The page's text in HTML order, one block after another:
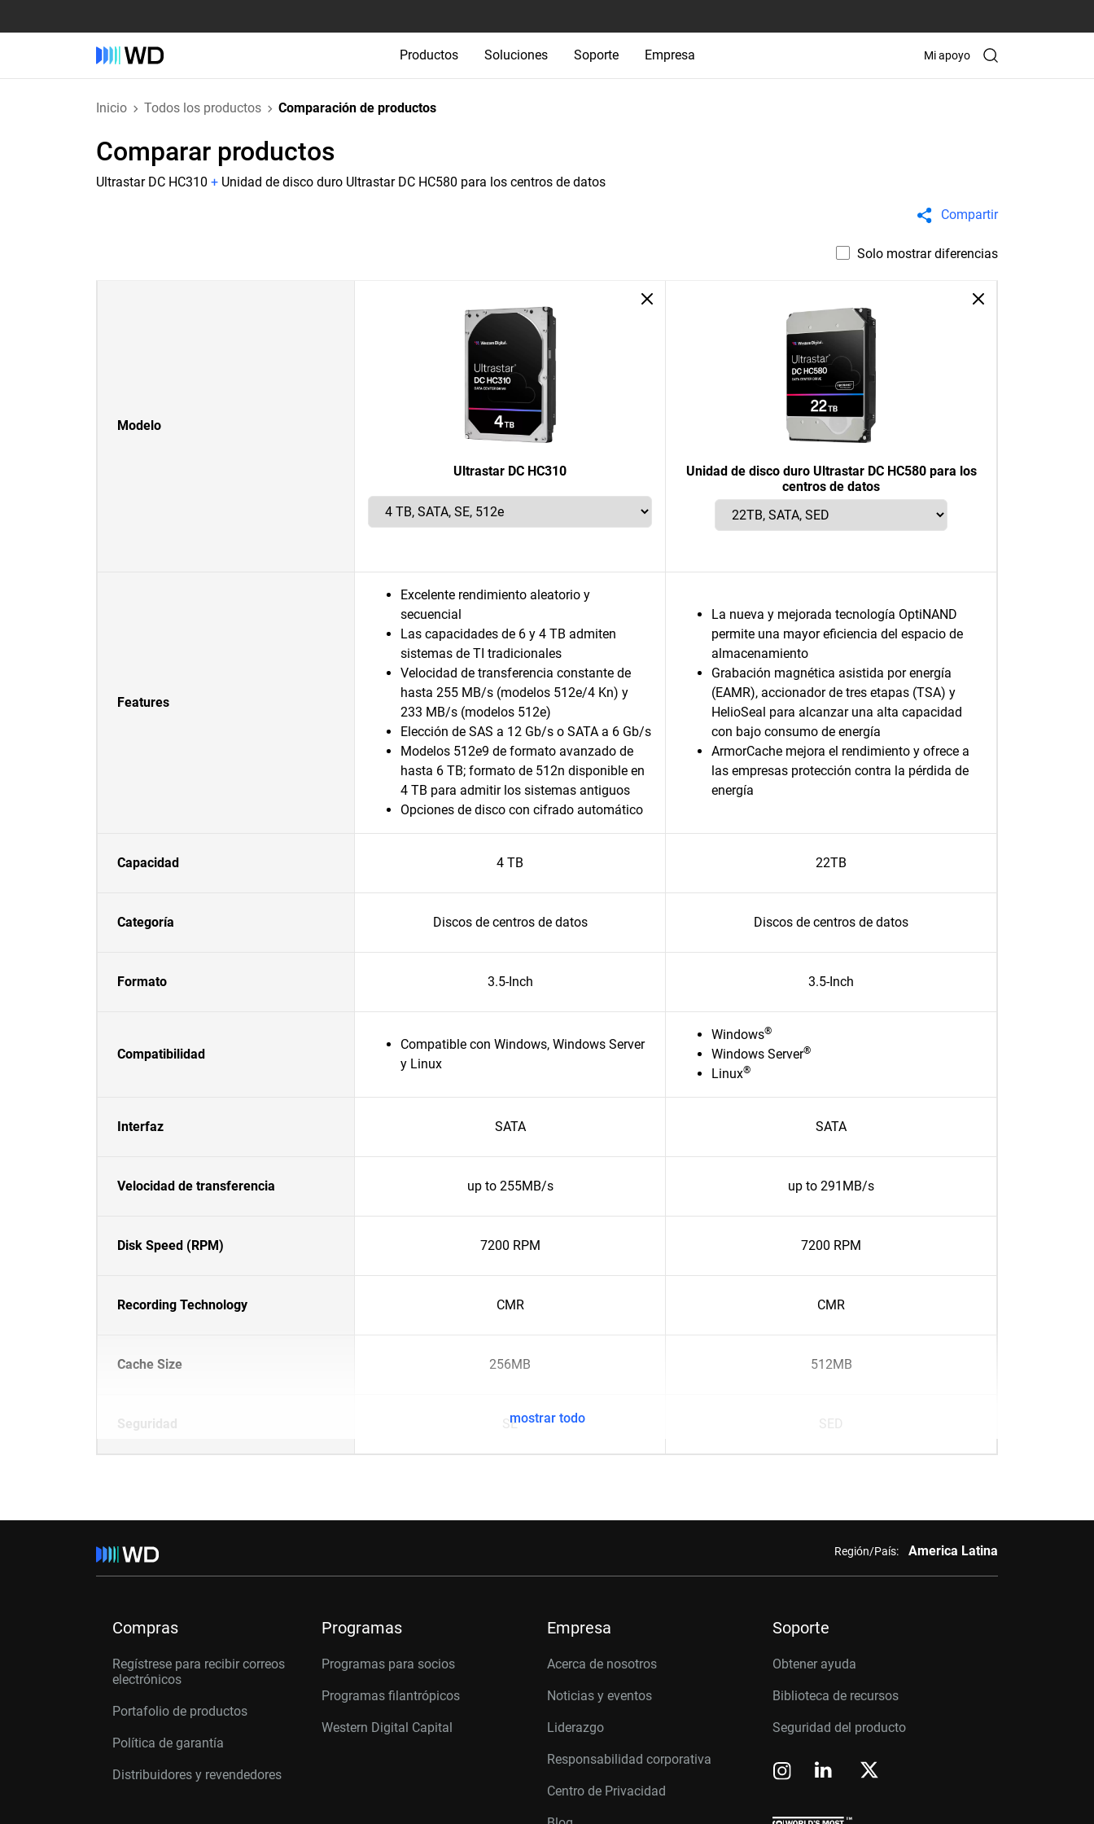
Productos Soluciones Soporte Empresa Mi apoyo
Inicio Todos los productos Comparación de productos
Comparar productos
Ultrastar DC HC310 + Unidad de disco duro Ultrastar DC HC580 para los centros de datos
Compartir
Solo mostrar diferencias
Modelo
Ultrastar DC HC310
Unidad de disco duro Ultrastar DC HC580 para los
centros de datos
Features
Excelente rendimiento aleatorio y
secuencial
Las capacidades de 6 y 4 TB admiten
sistemas de TI tradicionales
Velocidad de transferencia constante de
hasta 255 MB/s (modelos 512e/4 Kn) y
233 MB/s (modelos 512e)
Elección de SAS a 12 Gb/s o SATA a 6 Gb/s
Modelos 512e9 de formato avanzado de
hasta 6 TB; formato de 512n disponible en
4 TB para admitir los sistemas antiguos
Opciones de disco con cifrado automático
La nueva y mejorada tecnología OptiNAND
permite una mayor eficiencia del espacio de
almacenamiento
Grabación magnética asistida por energía
(EAMR), accionador de tres etapas (TSA) y
HelioSeal para alcanzar una alta capacidad
con bajo consumo de energía
ArmorCache mejora el rendimiento y ofrece a
las empresas protección contra la pérdida de
energía
Capacidad 4 TB 22TB
Categoría Discos de centros de datos Discos de centros de datos
Formato 3.5-Inch 3.5-Inch
Compatibilidad
Compatible con Windows, Windows Server
y Linux
Windows®
Windows Server®
Linux®
Interfaz SATA SATA
Velocidad de transferencia up to 255MB/s up to 291MB/s
Disk Speed (RPM) 7200 RPM 7200 RPM
Recording Technology CMR CMR
Cache Size 256MB 512MB
Seguridad SE SED
mostrar todo
Región/País: America Latina
Compras
Regístrese para recibir correos
electrónicos
Portafolio de productos
Política de garantía
Distribuidores y revendedores
Programas
Programas para socios
Programas filantrópicos
Western Digital Capital
Empresa
Acerca de nosotros
Noticias y eventos
Liderazgo
Responsabilidad corporativa
Centro de Privacidad
Soporte
Obtener ayuda
Biblioteca de recursos
Seguridad del producto